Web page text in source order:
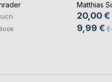
Matthias
20,00 €
9,99 €